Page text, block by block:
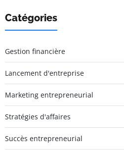
Catégories
Gestion financière
Lancement d'entreprise
Marketing entrepreneurial
Stratégies d'affaires
Succès entrepreneurial